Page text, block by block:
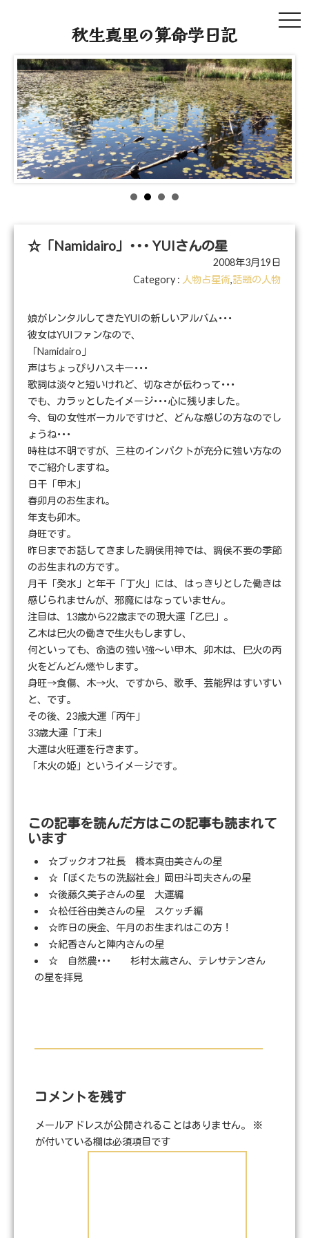
秋生真里の算命学日記
☆「Namidairo」･･･ YUIさんの星
2008年3月19日
Category : 人物占星術,話題の人物
娘がレンタルしてきたYUIの新しいアルバム･･･
彼女はYUIファンなので、
「Namidairo」
声はちょっぴりハスキー･･･
歌詞は淡々と短いけれど、切なさが伝わって･･･
でも、カラッとしたイメージ･･･心に残りました。
今、旬の女性ボーカルですけど、どんな感じの方なのでし
ょうね･･･
時柱は不明ですが、三柱のインパクトが充分に強い方なの
でご紹介しますね。
日干「甲木」
春卯月のお生まれ。
年支も卯木。
身旺です。
昨日までお話してきました調侯用神では、調侯不要の季節
のお生まれの方です。
月干「癸水」と年干「丁火」には、はっきりとした働きは
感じられませんが、邪魔にはなっていません。
注目は、13歳から22歳までの現大運「乙巳」。
乙木は巳火の働きで生火もしますし、
何といっても、命造の強い強～い甲木、卯木は、巳火の丙
火をどんどん燃やします。
身旺→食傷、木→火、ですから、歌手、芸能界はすいすい
と、です。
その後、23歳大運「丙午」
33歳大運「丁未」
大運は火旺運を行きます。
「木火の姫」というイメージです。
この記事を読んだ方はこの記事も読まれて
います
☆ブックオフ社長 橋本真由美さんの星
☆「ぼくたちの洗脳社会」岡田斗司夫さんの星
☆後藤久美子さんの星 大運編
☆松任谷由美さんの星 スケッチ編
☆昨日の庚金、午月のお生まれはこの方！
☆紀香さんと陣内さんの星
☆ 自然農･･･ 杉村太蔵さん、テレサテンさん
の星を拝見
コメントを残す
メールアドレスが公開されることはありません。
※
が付いている欄は必須項目です